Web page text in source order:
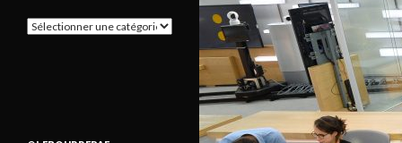
Catégories